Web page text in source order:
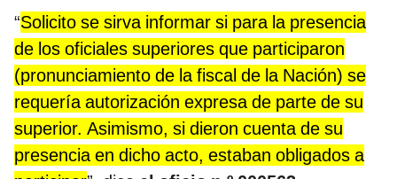
“Solicito se sirva informar si para la presencia
de los oficiales superiores que participaron
(pronunciamiento de la fiscal de la Nación) se
requería autorización expresa de parte de su
superior. Asimismo, si dieron cuenta de su
presencia en dicho acto, estaban obligados a